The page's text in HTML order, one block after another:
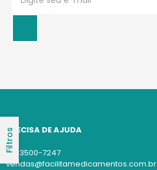
Filtros
PRECISA DE AJUDA
(11) 3500-7247
vendas@facilitamedicamentos.com.br